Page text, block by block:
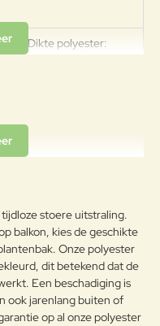
19kg Dikte polyester:
vertaald!
stoere uitstraling.
balkon, kies de geschikte
Onze polyester
dit betekend dat de
Een beschadiging is
ook jarenlang buiten of
op al onze polyester